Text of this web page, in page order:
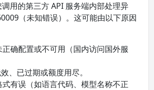
用的第三方 API 服务端内部处理异
（未知错误）。这可能由以下原因
确配置或不可用（国内访问国外服
、已过期或额度用尽。
有误（如语言代码、模型名称不正